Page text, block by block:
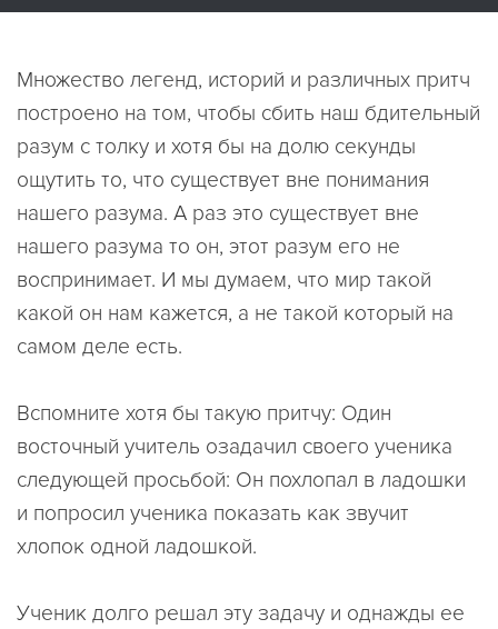
Множество легенд, историй и различных притч
построено на том, чтобы сбить наш бдительный
разум с толку и хотя бы на долю секунды
ощутить то, что существует вне понимания
нашего разума. А раз это существует вне
нашего разума то он, этот разум его не
воспринимает. И мы думаем, что мир такой
какой он нам кажется, а не такой который на
самом деле есть.
Вспомните хотя бы такую притчу: Один
восточный учитель озадачил своего ученика
следующей просьбой: Он похлопал в ладошки
и попросил ученика показать как звучит
хлопок одной ладошкой.
Ученик долго решал эту задачу и однажды ее